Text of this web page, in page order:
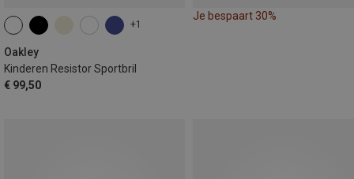
+1
Oakley
Kinderen Resistor Sportbril
€ 99,50
Je bespaart 30%